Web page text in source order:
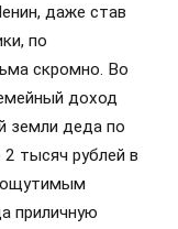
даже став
по
скромно. Во
доход
земли деда по
тысяч рублей в
ощутимым
приличную